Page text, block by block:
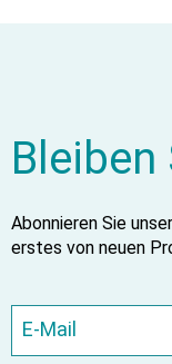
Abonnieren Sie
erstes von neuen